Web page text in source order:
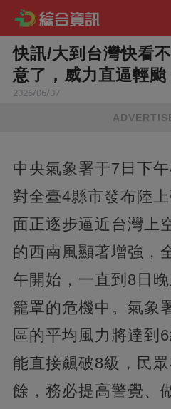
快訊/大到台灣快看
意了，威力直逼輕颱
2026/06/07
中央氣象署于7日下
對全臺4縣市發布陸
面正逐步逼近台灣上
的西南風顯著增強，
午開始，一直到8日
籠罩的危機中。氣象
區的平均風力將達到
能直接飆破8級，民
餘，務必提高警覺、